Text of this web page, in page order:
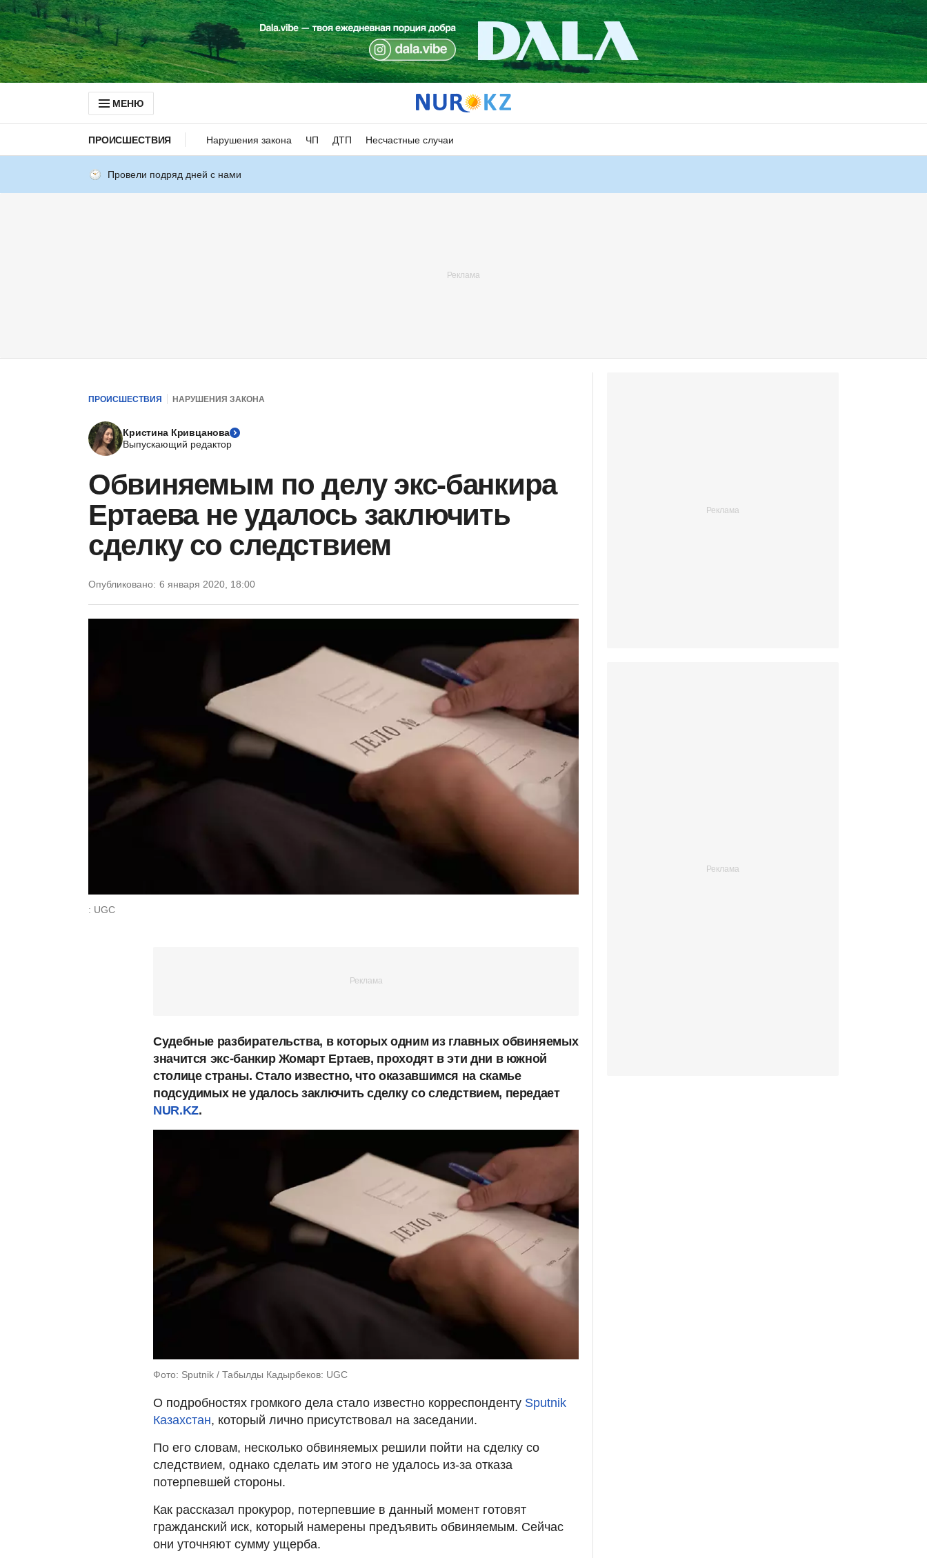
МЕНЮ
ПРОИСШЕСТВИЯ Нарушения закона ЧП ДТП Несчастные случаи
Провели подряд дней с нами
ПРОИСШЕСТВИЯ НАРУШЕНИЯ ЗАКОНА
Кристина Кривцанова
Выпускающий редактор
Обвиняемым по делу экс-банкира
Ертаева не удалось заключить
сделку со следствием
Опубликовано: 6 января 2020, 18:00
: UGC
Судебные разбирательства, в которых одним из главных обвиняемых
значится экс-банкир Жомарт Ертаев, проходят в эти дни в южной
столице страны. Стало известно, что оказавшимся на скамье
подсудимых не удалось заключить сделку со следствием, передает
NUR.KZ.
Фото: Sputnik / Табылды Кадырбеков: UGC
О подробностях громкого дела стало известно корреспонденту Sputnik
Казахстан, который лично присутствовал на заседании.
По его словам, несколько обвиняемых решили пойти на сделку со
следствием, однако сделать им этого не удалось из-за отказа
потерпевшей стороны.
Как рассказал прокурор, потерпевшие в данный момент готовят
гражданский иск, который намерены предъявить обвиняемым. Сейчас
они уточняют сумму ущерба.